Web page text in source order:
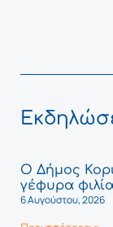
Ο Δήμος
γέφυρα
6 Αυγούστου, 2026